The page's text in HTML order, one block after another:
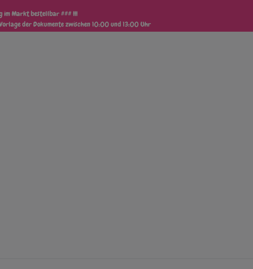
im Markt bestellbar ### !!!
der Dokumente zwischen 10:00 und 13:00 Uhr